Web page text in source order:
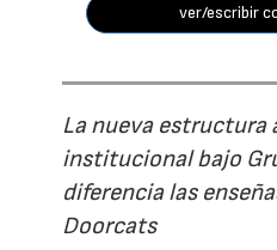
ver/escribir
La nueva estructura
institucional bajo
diferencia las
Doorcats